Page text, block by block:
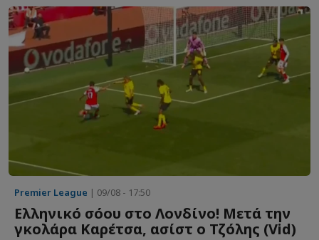
Premier League | 09/08 - 17:50
Ελληνικό σόου στο Λονδίνο! Μετά την
γκολάρα Καρέτσα, ασίστ ο Τζόλης (Vid)